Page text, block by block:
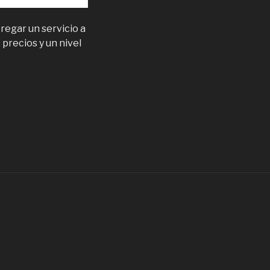
un servicio a
y un nivel